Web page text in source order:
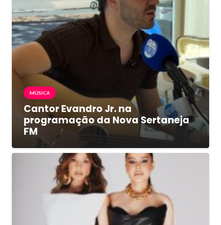
MÚSICA
Cantor Evandro Jr. na
programação da Nova Sertaneja
FM